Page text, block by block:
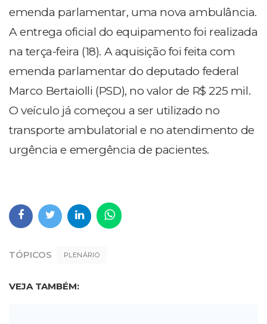
emenda parlamentar, uma nova ambulância.
A entrega oficial do equipamento foi realizada
na terça-feira (18). A aquisição foi feita com
emenda parlamentar do deputado federal
Marco Bertaiolli (PSD), no valor de R$ 225 mil.
O veículo já começou a ser utilizado no
transporte ambulatorial e no atendimento de
urgência e emergência de pacientes.
TÓPICOS PLENÁRIO
VEJA TAMBÉM: